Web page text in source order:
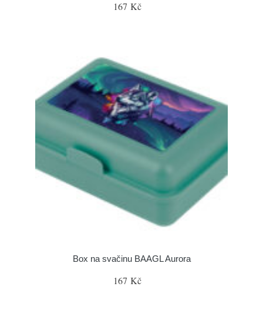
167 Kč
Box na svačinu BAAGL Aurora
167 Kč